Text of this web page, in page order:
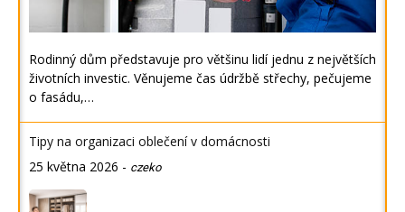
Rodinný dům představuje pro většinu lidí jednu z největších
životních investic. Věnujeme čas údržbě střechy, pečujeme
o fasádu,…
Tipy na organizaci oblečení v domácnosti
25 května 2026 - czeko